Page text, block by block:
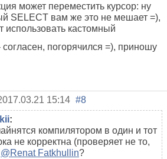
может переместить курсор: ну
SELECT вам же это не мешает =),
использовать кастомный
погорячился =), приношу
15:14 #8
:
компилятором в один и тот
не корректна (проверяет не то,
@Renat Fatkhullin?